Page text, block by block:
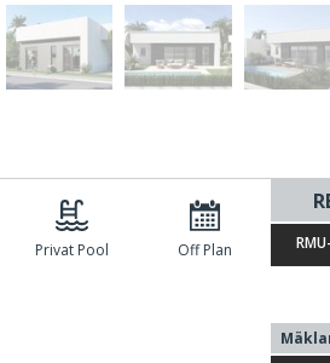
Privat Pool Off Plan